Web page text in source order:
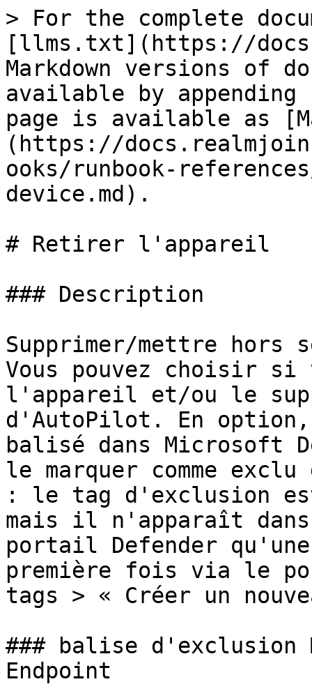
> For the complete
[llms.txt](https://
Markdown versions of
available by
page is available as
(https://
ooks/runbook-
device.md).
# Retirer l'appareil
### Description
Supprimer/mettre hors
Vous pouvez choisir si
l'appareil et/ou le
d'AutoPilot. En
balisé dans Microsoft
le marquer comme exclu
: le tag d'exclusion
mais il n'apparaît
portail Defender
première fois via le
tags > « Créer un
### balise d'exclusion
Endpoint